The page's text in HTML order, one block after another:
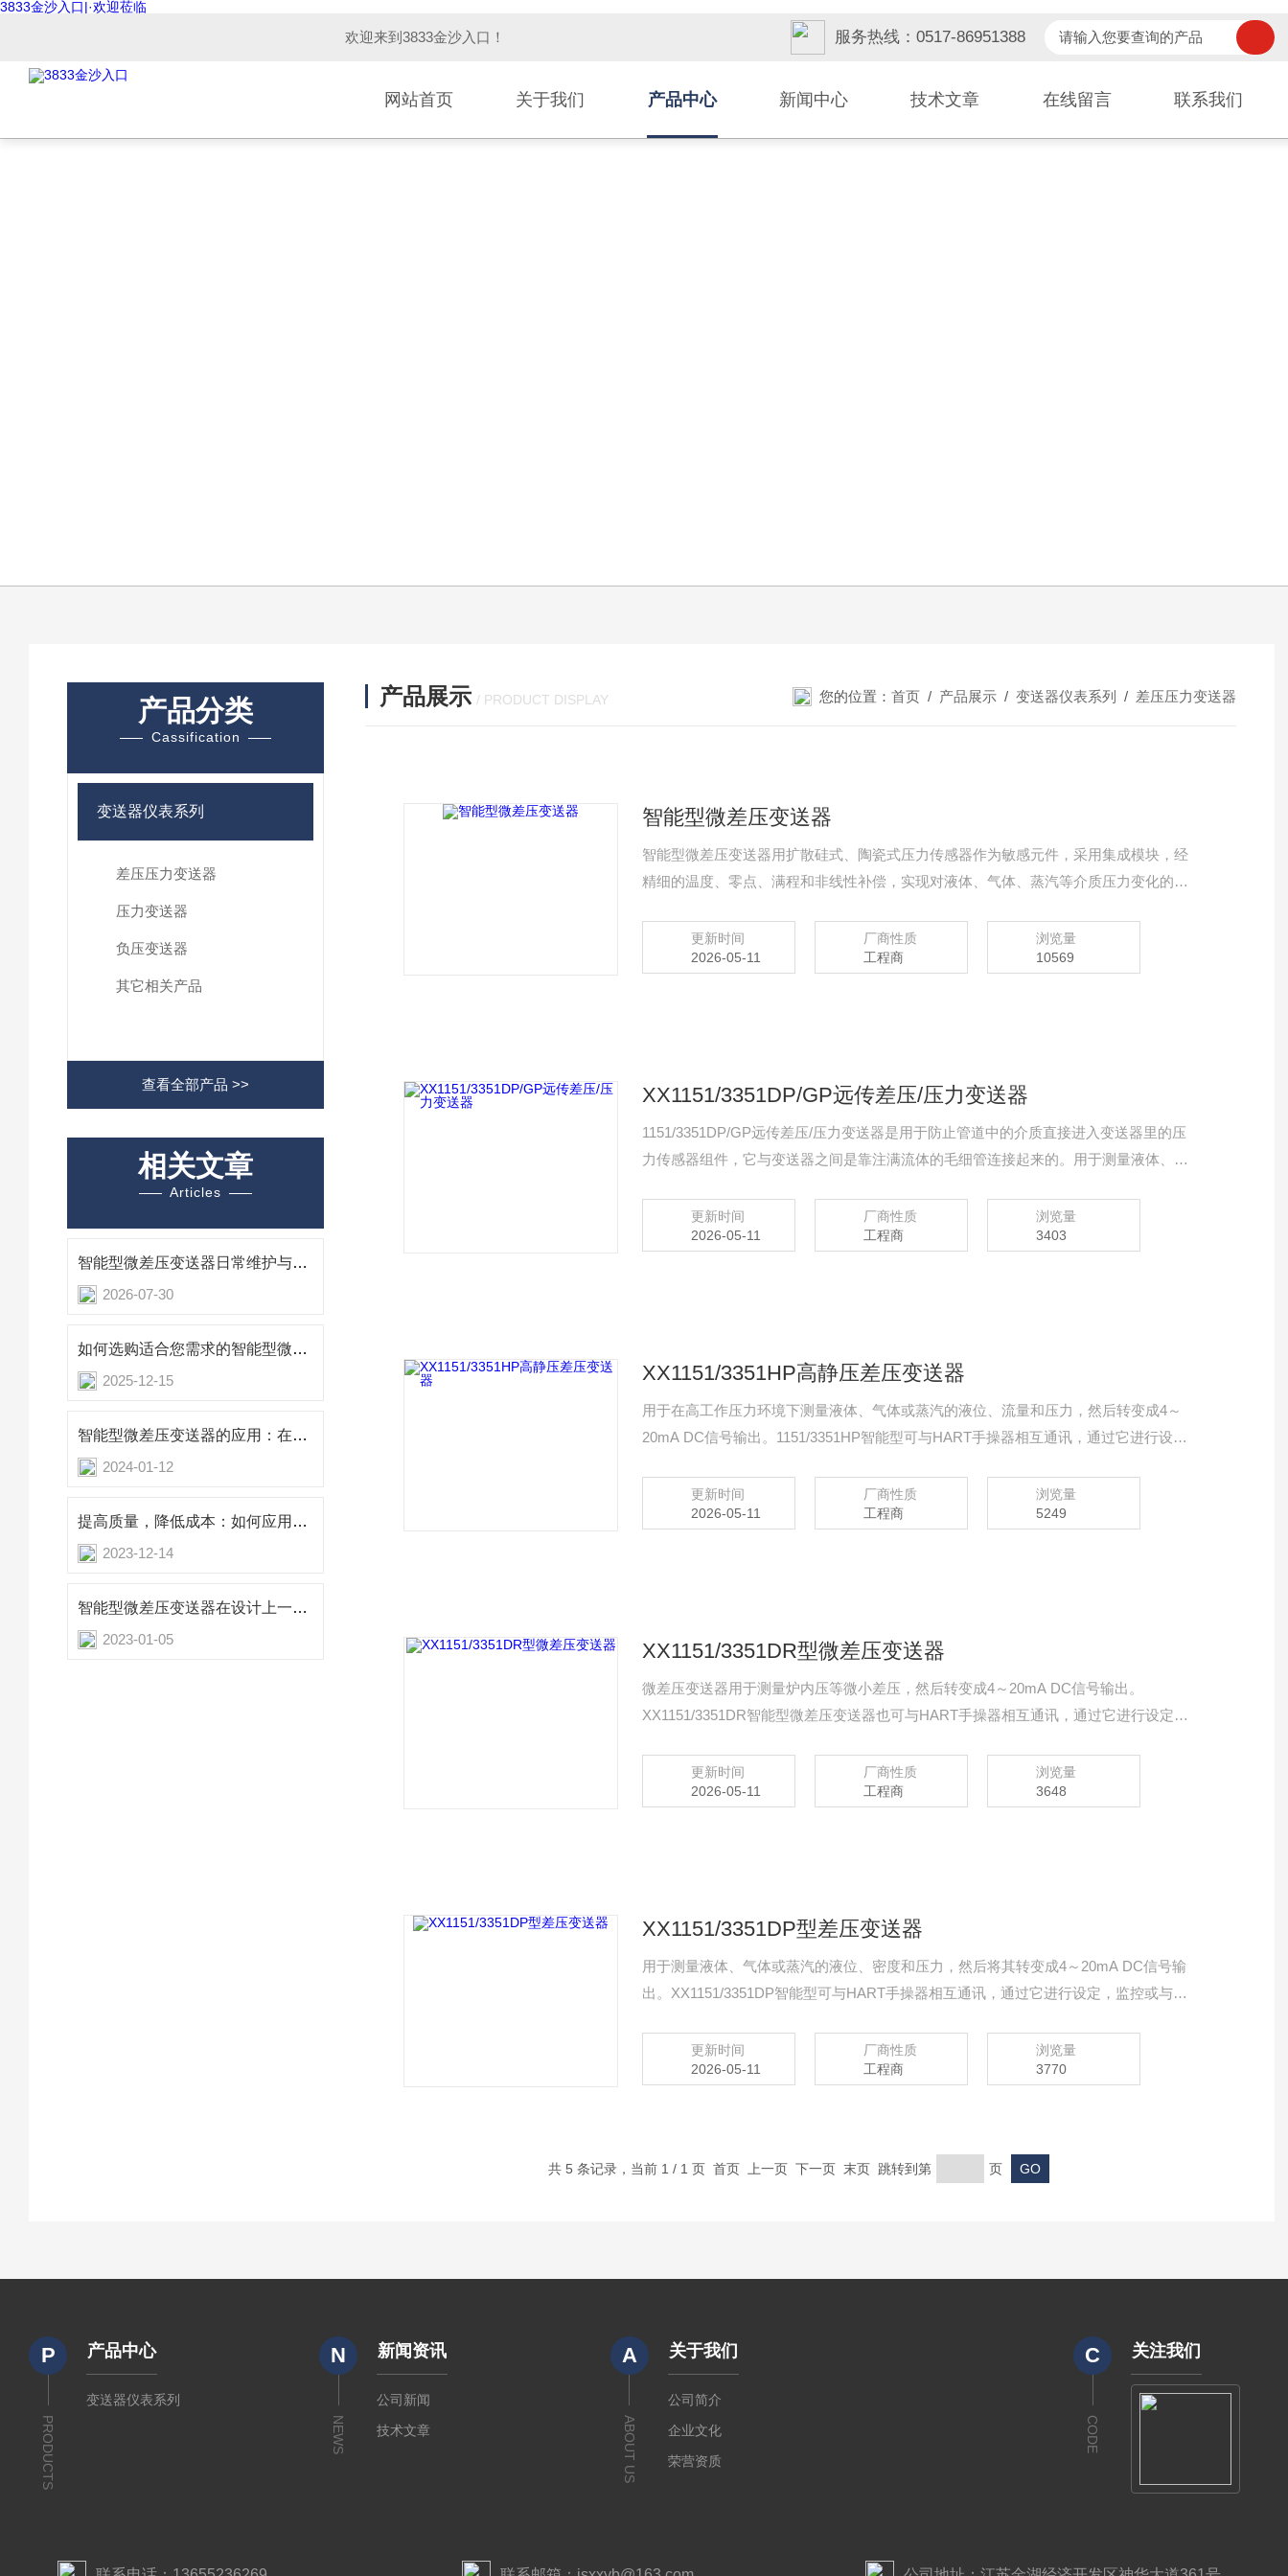
3833金沙入口|·欢迎莅临
欢迎来到3833金沙入口！ 服务热线：0517-86951388
网站首页 关于我们 产品中心 新闻中心 技术文章 在线留言 联系我们
产品分类
Cassification
变送器仪表系列
差压压力变送器
压力变送器
负压变送器
其它相关产品
查看全部产品 >>
相关文章
Articles
智能型微差压变送器日常维护与校准：如何克服潮气粉尘干扰并保障长期稳定性？
2026-07-30
如何选购适合您需求的智能型微差压变送器？
2025-12-15
智能型微差压变送器的应用：在医疗设备中的实践
2024-01-12
提高质量，降低成本：如何应用智能型微差压变送器优化生产流程
2023-12-14
智能型微差压变送器在设计上一定要知道这些原理
2023-01-05
产品展示 / PRODUCT DISPLAY 您的位置： 首页 / 产品展示 / 变送器仪表系列 / 差压压力变送器
智能型微差压变送器
智能型微差压变送器用扩散硅式、陶瓷式压力传感器作为敏感元件，采用集成模块，经
精细的温度、零点、满程和非线性补偿，实现对液体、气体、蒸汽等介质压力变化的准
更新时间
2026-05-11
厂商性质
工程商
浏览量
10569
XX1151/3351DP/GP远传差压/压力变送器
1151/3351DP/GP远传差压/压力变送器是用于防止管道中的介质直接进入变送器里的压
力传感器组件，它与变送器之间是靠注满流体的毛细管连接起来的。用于测量液体、气
更新时间
2026-05-11
厂商性质
工程商
浏览量
3403
XX1151/3351HP高静压差压变送器
用于在高工作压力环境下测量液体、气体或蒸汽的液位、流量和压力，然后转变成4～
20mA DC信号输出。1151/3351HP智能型可与HART手操器相互通讯，通过它进行设
更新时间
2026-05-11
厂商性质
工程商
浏览量
5249
XX1151/3351DR型微差压变送器
微差压变送器用于测量炉内压等微小差压，然后转变成4～20mA DC信号输出。
XX1151/3351DR智能型微差压变送器也可与HART手操器相互通讯，通过它进行设定，
更新时间
2026-05-11
厂商性质
工程商
浏览量
3648
XX1151/3351DP型差压变送器
用于测量液体、气体或蒸汽的液位、密度和压力，然后将其转变成4～20mA DC信号输
出。XX1151/3351DP智能型可与HART手操器相互通讯，通过它进行设定，监控或与上
式实现现场调零、组态等操作
更新时间
2026-05-11
厂商性质
工程商
浏览量
3770
共 5 条记录，当前 1 / 1 页 首页 上一页 下一页 末页 跳转到第 页
P
PRODUCTS
产品中心
变送器仪表系列
N
NEWS
新闻资讯
公司新闻
技术文章
A
ABOUT US
关于我们
公司简介
企业文化
荣营资质
C
CODE
关注我们